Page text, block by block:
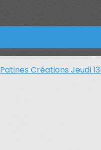
Patines Créations Jeudi